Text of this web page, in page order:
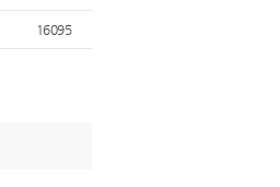
16095